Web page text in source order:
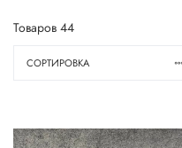
Товаров 44
СОРТИРОВКА